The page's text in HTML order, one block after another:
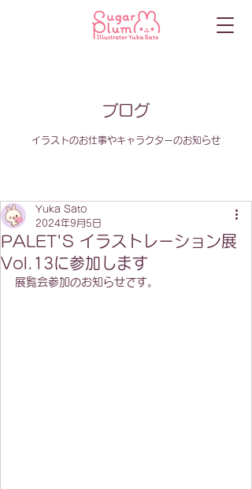
ブログ
イラストのお仕事やキャラクターのお知らせ
PALET'S イラストレーション展
Vol.13に参加します
Yuka Sato
2024年9月5日
展覧会参加のお知らせです。